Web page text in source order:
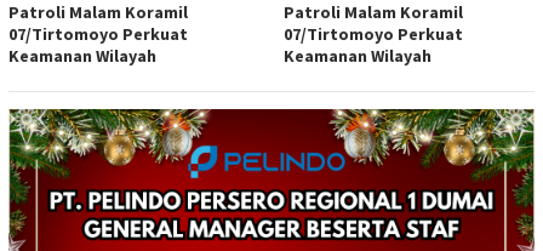
Patroli Malam Koramil
07/Tirtomoyo Perkuat
Keamanan Wilayah
Patroli Malam Koramil
07/Tirtomoyo Perkuat
Keamanan Wilayah